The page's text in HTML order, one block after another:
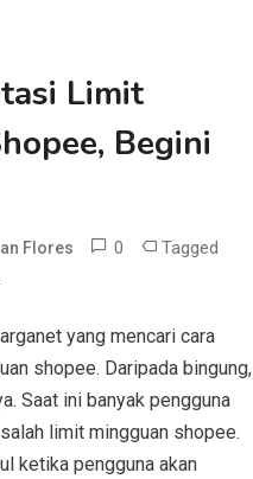
Limit
Begini
Flores 0 Tagged
yang mencari cara
shopee. Daripada bingung,
Saat ini banyak pengguna
limit mingguan shopee.
ketika pengguna akan